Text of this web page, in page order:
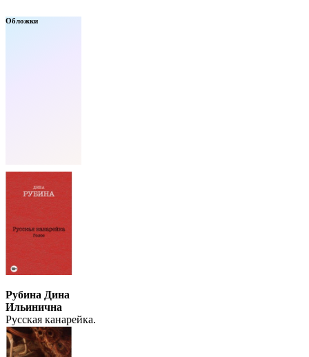
Обложки
Рубина Дина
Ильинична
Русская канарейка.
Голос